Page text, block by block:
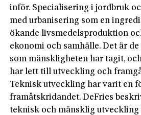
inför. Specialisering i jordbruk
med urbanisering som en
ökande livsmedelsproduktion
ekonomi och samhälle. Det är
som mänskligheten har tagit,
har lett till utveckling och
Teknisk utveckling har varit en
framåtskridandet. DeFries
teknisk och mänsklig